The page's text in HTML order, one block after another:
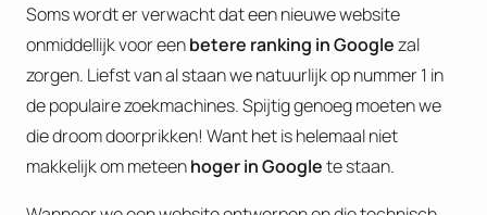
Soms wordt er verwacht dat een nieuwe website
onmiddellijk voor eenbetere ranking in Googlezal
zorgen. Liefst van al staan we natuurlijk op nummer 1 in
de populaire zoekmachines. Spijtig genoeg moeten we
die droom doorprikken! Want het is helemaal niet
makkelijk om meteenhoger in Googlete staan.